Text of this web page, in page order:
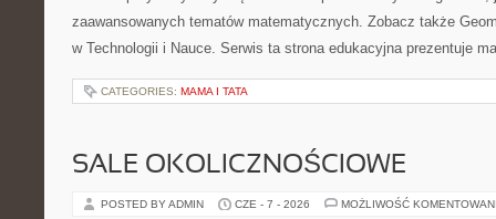
zaawansowanych tematów matematycznych. Zobacz także
w Technologii i Nauce. Serwis ta strona edukacyjna prezentuje
CATEGORIES: MAMA I TATA
SALE OKOLICZNOŚCIOWE
POSTED BY ADMIN CZE - 7 - 2026 MOŻLIWOŚĆ